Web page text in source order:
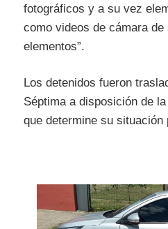
fotográficos y a su vez
como videos de cámara
elementos”.
Los detenidos fueron
Séptima a disposición de
que determine su situación